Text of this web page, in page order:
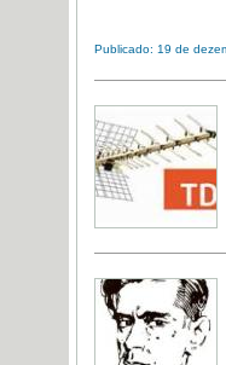
Publicado: 19 de